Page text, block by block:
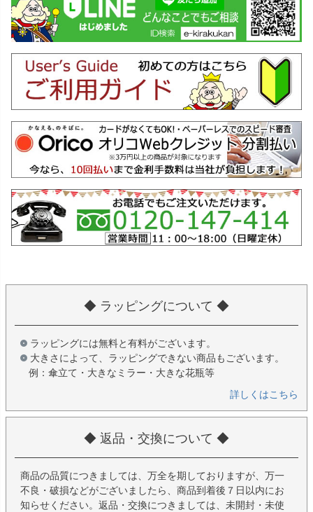
◆ ラッピングについて ◆
ラッピングには無料と有料がございます。
大きさによって、ラッピングできない商品もございます。
例：傘立て・大きなミラー・大きな花瓶等
詳しくはこちら
◆ 返品・交換について ◆
商品の品質につきましては、万全を期しておりますが、万一
不良・破損などがございましたら、商品到着後７日以内にお
知らせください。返品・交換につきましては、未開封・未使